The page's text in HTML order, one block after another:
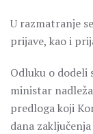
U razmatranje
prijave, kao i
Odluku o dodeli
ministar
predloga koji
dana